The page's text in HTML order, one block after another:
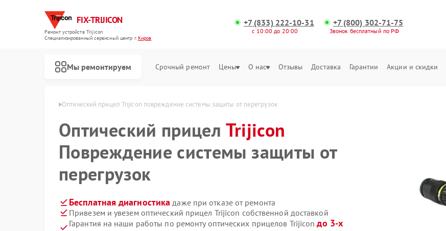
FIX-TRIJICON
Ремонт устройств Trijicon
Специализированный cервисный центр г.Киров
+7 (833) 222-10-31
с 10:00 до 20:00
+7 (800) 302-71-75
Звонок бесплатный по РФ
Мы ремонтируем Срочный ремонт Цены О нас Отзывы Доставка Гарантии Акции и скидки
Trijicon в Кирове Оптический прицел Trijicon повреждение системы защиты от перегрузок
Оптический прицелTrijicon
Повреждение системы защиты от
перегрузок
Бесплатная диагностика даже при отказе от ремонта
Привезем и увезем оптический прицел Trijicon собственной доставкой
Гарантия на наши работы по ремонту оптических прицелов Trijiconдо 3-х